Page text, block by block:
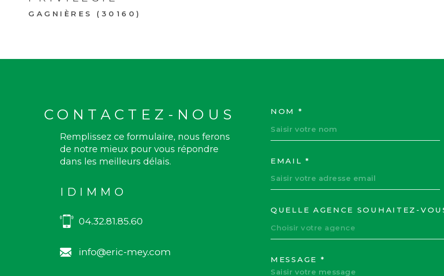
GAGNIÈRES (30160)
CONTACTEZ-NOUS
Remplissez ce formulaire, nous ferons
de notre mieux pour vous répondre
dans les meilleurs délais.
IDIMMO
04.32.81.85.60
info@eric-mey.com
NOM *
EMAIL *
QUELLE AGENCE SOUHAITEZ-
Choisir votre agence
MESSAGE *